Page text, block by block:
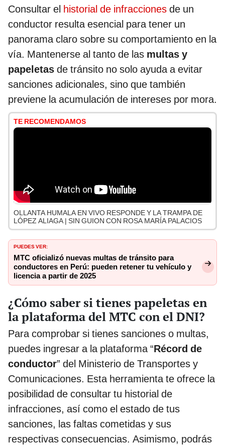
Consultar el historial de infracciones de un
conductor resulta esencial para tener un
panorama claro sobre su comportamiento en la
vía. Mantenerse al tanto de las multas y
papeletas de tránsito no solo ayuda a evitar
sanciones adicionales, sino que también
previene la acumulación de intereses por mora.
TE RECOMENDAMOS
OLLANTA HUMALA EN VIVO RESPONDE Y LA TRAMPA DE
LÓPEZ ALIAGA | SIN GUION CON ROSA MARÍA PALACIOS
PUEDES VER:
MTC oficializó nuevas multas de tránsito para
conductores en Perú: pueden retener tu vehículo y
licencia a partir de 2025
¿Cómo saber si tienes papeletas en
la plataforma del MTC con el DNI?
Para comprobar si tienes sanciones o multas,
puedes ingresar a la plataforma “Récord de
conductor” del Ministerio de Transportes y
Comunicaciones. Esta herramienta te ofrece la
posibilidad de consultar tu historial de
infracciones, así como el estado de tus
sanciones, las faltas cometidas y sus
respectivas consecuencias. Asimismo, podrás